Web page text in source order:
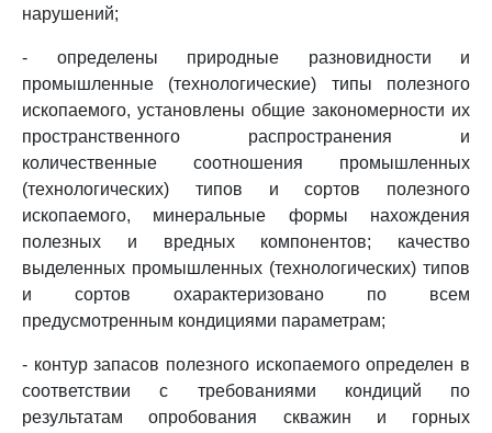
нарушений;
- определены природные разновидности и
промышленные (технологические) типы полезного
ископаемого, установлены общие закономерности их
пространственного распространения и
количественные соотношения промышленных
(технологических) типов и сортов полезного
ископаемого, минеральные формы нахождения
полезных и вредных компонентов; качество
выделенных промышленных (технологических) типов
и сортов охарактеризовано по всем
предусмотренным кондициями параметрам;
- контур запасов полезного ископаемого определен в
соответствии с требованиями кондиций по
результатам опробования скважин и горных